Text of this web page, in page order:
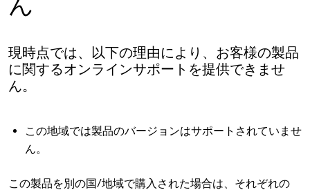
現時点では、以下の理由により、お客様の製品
に関するオンラインサポートを提供できませ
ん。
この地域では製品のバージョンはサポートされていませ
ん。
この製品を別の国/地域で購入された場合は、それぞれの